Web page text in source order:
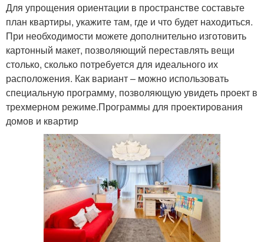
Для упрощения ориентации в пространстве составьте
план квартиры, укажите там, где и что будет находиться.
При необходимости можете дополнительно изготовить
картонный макет, позволяющий переставлять вещи
столько, сколько потребуется для идеального их
расположения. Как вариант – можно использовать
специальную программу, позволяющую увидеть проект в
трехмерном режиме.Программы для проектирования
домов и квартир